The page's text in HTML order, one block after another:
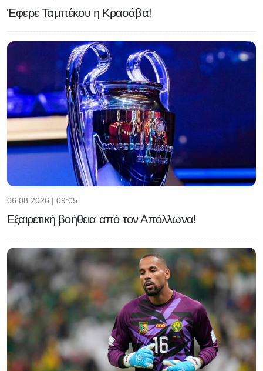
Έφερε Ταμπέκου η Κρασάβα!
06.08.2026 | 09:05
Εξαιρετική βοήθεια από τον Απόλλωνα!